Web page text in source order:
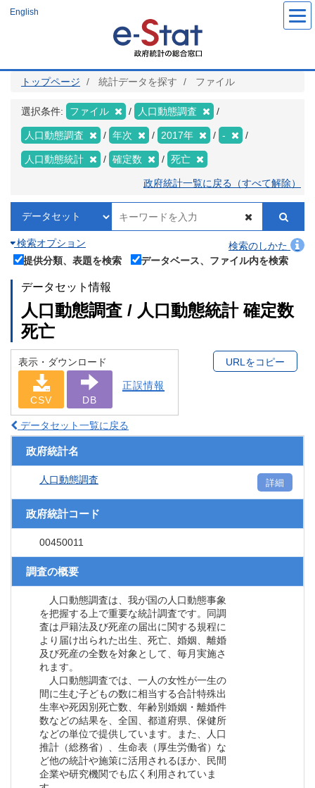
ツ
English
トップページ 統計データを探す ファイル
選択条件: ファイル 人口動態調査
人口動態調査 年次 2017年 -
人口動態統計 確定数 死亡
政府統計一覧に戻る（すべて解除）
検索オプション
検索のしかた
提供分類、表題を検索
データベース、ファイル内を検索
データセット情報
人口動態調査 / 人口動態統計 確定数
死亡
表示・ダウンロード
CSV DB
正誤情報
URLをコピー
データセット一覧に戻る
政府統計名
人口動態調査 詳細
政府統計コード
00450011
調査の概要
人口動態調査は、我が国の人口動態事象
を把握する上で重要な統計調査です。同調
査は戸籍法及び死産の届出に関する規程に
より届け出られた出生、死亡、婚姻、離婚
及び死産の全数を対象として、毎月実施さ
れます。
人口動態調査では、一人の女性が一生の
間に生む子どもの数に相当する合計特殊出
生率や死因別死亡数、年齢別婚姻・離婚件
数などの結果を、全国、都道府県、保健所
などの単位で提供しています。また、人口
推計（総務省）、生命表（厚生労働省）な
ど他の統計や施策に活用されるほか、民間
企業や研究機関でも広く利用されていま